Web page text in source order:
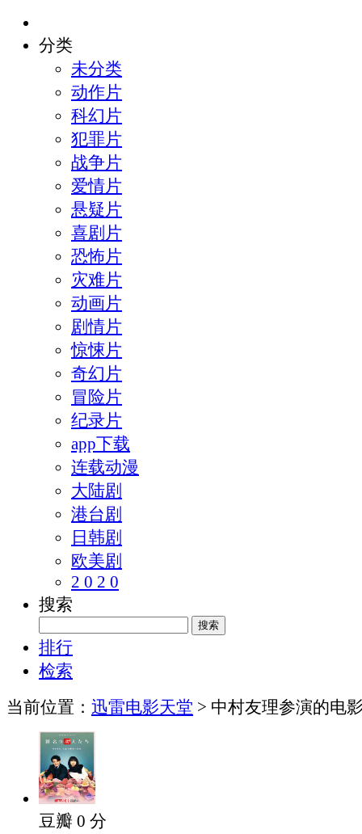
分类
未分类
动作片
科幻片
犯罪片
战争片
爱情片
悬疑片
喜剧片
恐怖片
灾难片
动画片
剧情片
惊悚片
奇幻片
冒险片
纪录片
app下载
连载动漫
大陆剧
港台剧
日韩剧
欧美剧
2 0 2 0
搜索
排行
检索
当前位置： 迅雷电影天堂 > 中村友理参演的电
豆瓣 0 分